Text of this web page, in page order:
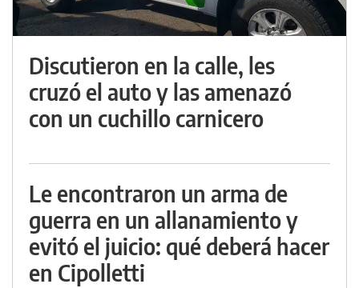
Discutieron en la calle, les
cruzó el auto y las amenazó
con un cuchillo carnicero
Le encontraron un arma de
guerra en un allanamiento y
evitó el juicio: qué deberá hacer
en Cipolletti